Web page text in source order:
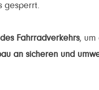
gesperrt.
Fahrradverkehrs, um
an sicheren und